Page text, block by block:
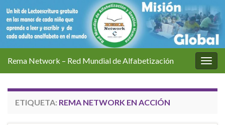
la
Rema Network – Red Mundial de Alfabetización
ETIQUETA: REMA NETWORK EN ACCIÓN